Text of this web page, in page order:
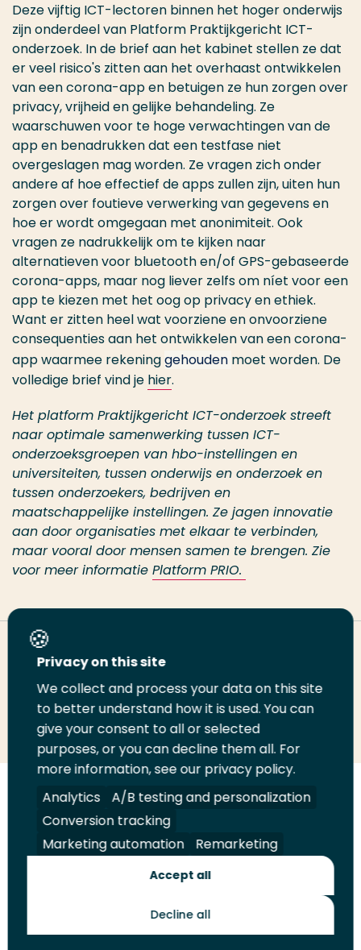
Deze vijftig ICT-lectoren binnen het hoger onderwijs
zijn onderdeel van Platform Praktijkgericht ICT-
onderzoek. In de brief aan het kabinet stellen ze dat
er veel risico's zitten aan het overhaast ontwikkelen
van een corona-app en betuigen ze hun zorgen over
privacy, vrijheid en gelijke behandeling. Ze
waarschuwen voor te hoge verwachtingen van de
app en benadrukken dat een testfase niet
overgeslagen mag worden. Ze vragen zich onder
andere af hoe effectief de apps zullen zijn, uiten hun
zorgen over foutieve verwerking van gegevens en
hoe er wordt omgegaan met anonimiteit. Ook
vragen ze nadrukkelijk om te kijken naar
alternatieven voor bluetooth en/of GPS-gebaseerde
corona-apps, maar nog liever zelfs om níet voor een
app te kiezen met het oog op privacy en ethiek.
Want er zitten heel wat voorziene en onvoorziene
consequenties aan het ontwikkelen van een corona-
app waarmee rekeninggehouden moet worden. De
volledige brief vind je hier.
Het platform Praktijkgericht ICT-onderzoek streeft
naar optimale samenwerking tussen ICT-
onderzoeksgroepen van hbo-instellingen en
universiteiten, tussen onderwijs en onderzoek en
tussen onderzoekers, bedrijven en
maatschappelijke instellingen. Ze jagen innovatie
aan door organisaties met elkaar te verbinden,
maar vooral door mensen samen te brengen. Zie
voor meer informatie Platform PRIO.
Deel deze pagina
Deel
LinkedIn
Deel
op
Twitter
Deel
op
Facebook
Email
deze
pagina
Print
deze
pagina
Volg
ons
op
LinkedIn
Volg
ons
op
Facebook
Volg
ons
op
YouTube
Volg
ons
op
Instagram
Juridisch Security A-Z Index
Contact
Toekomstmakers
Privacy on this site
We collect and process your data on this site
to better understand how it is used. You can
give your consent to all or selected
purposes, or you can decline them all. For
more information, see our privacy policy.
Analytics
A/B testing and personalization
Conversion tracking
Marketing automation
Remarketing
Accept all
Decline all